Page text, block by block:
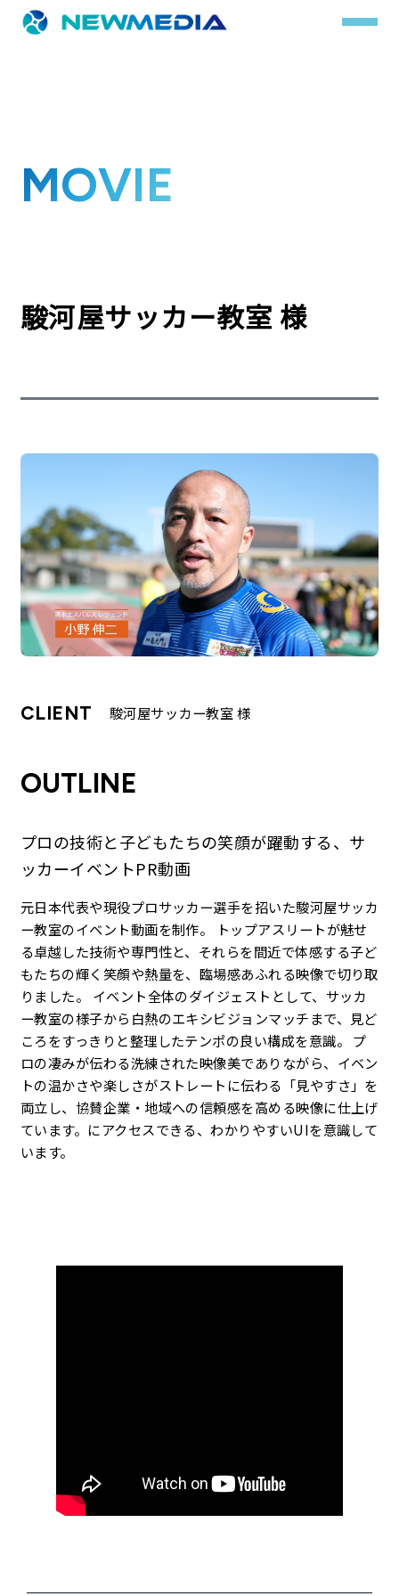
サービス一覧
お客様の声
お知らせ
広報
お問い合わせ
MOVIE
駿河屋サッカー教室 様
CLIENT 駿河屋サッカー教室 様
OUTLINE
プロの技術と子どもたちの笑顔が躍動する、サ
ッカーイベントPR動画
元日本代表や現役プロサッカー選手を招いた駿河屋サッカ
ー教室のイベント動画を制作。 トップアスリートが魅せ
る卓越した技術や専門性と、それらを間近で体感する子ど
もたちの輝く笑顔や熱量を、臨場感あふれる映像で切り取
りました。 イベント全体のダイジェストとして、サッカ
ー教室の様子から白熱のエキシビジョンマッチまで、見ど
ころをすっきりと整理したテンポの良い構成を意識。 プ
ロの凄みが伝わる洗練された映像美でありながら、イベン
トの温かさや楽しさがストレートに伝わる「見やすさ」を
両立し、協賛企業・地域への信頼感を高める映像に仕上げ
ています。にアクセスできる、わかりやすいUIを意識して
います。